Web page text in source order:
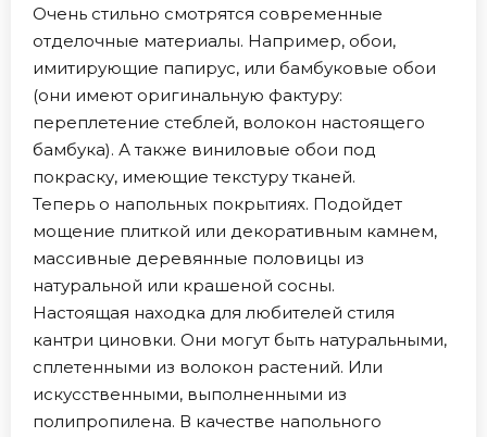
Очень стильно смотрятся современные
отделочные материалы. Например, обои,
имитирующие папирус, или бамбуковые обои
(они имеют оригинальную фактуру:
переплетение стеблей, волокон настоящего
бамбука). А также виниловые обои под
покраску, имеющие текстуру тканей.
Теперь о напольных покрытиях. Подойдет
мощение плиткой или декоративным камнем,
массивные деревянные половицы из
натуральной или крашеной сосны.
Настоящая находка для любителей стиля
кантри циновки. Они могут быть натуральными,
сплетенными из волокон растений. Или
искусственными, выполненными из
полипропилена. В качестве напольного